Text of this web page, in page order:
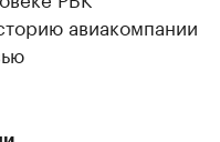
авиакомпании